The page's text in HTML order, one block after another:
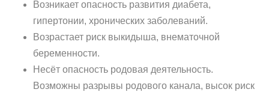
Возникает опасность развития диабета,
гипертонии, хронических заболеваний.
Возрастает риск выкидыша, внематочной
беременности.
Несёт опасность родовая деятельность.
Возможны разрывы родового канала, высок риск